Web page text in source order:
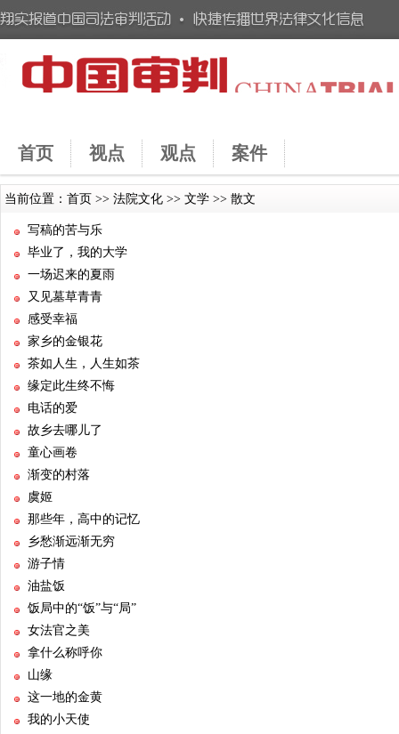
首页 视点 观点 案件
当前位置： 首页 >> 法院文化 >> 文学 >> 散文
写稿的苦与乐
毕业了，我的大学
一场迟来的夏雨
又见墓草青青
感受幸福
家乡的金银花
茶如人生，人生如茶
缘定此生终不悔
电话的爱
故乡去哪儿了
童心画卷
渐变的村落
虞姬
那些年，高中的记忆
乡愁渐远渐无穷
游子情
油盐饭
饭局中的“饭”与“局”
女法官之美
拿什么称呼你
山缘
这一地的金黄
我的小天使